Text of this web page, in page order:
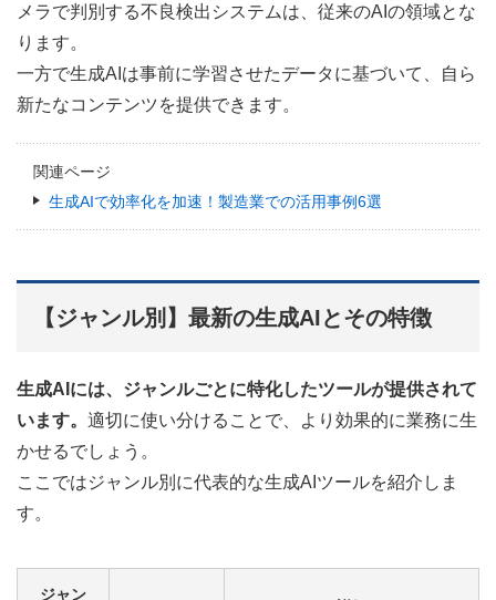
メラで判別する不良検出システムは、従来のAIの領域とな
ります。
一方で生成AIは事前に学習させたデータに基づいて、自ら
新たなコンテンツを提供できます。
関連ページ
生成AIで効率化を加速！製造業での活用事例6選
【ジャンル別】最新の生成AIとその特徴
生成AIには、ジャンルごとに特化したツールが提供されて
います。 適切に使い分けることで、より効果的に業務に生
かせるでしょう。
ここではジャンル別に代表的な生成AIツールを紹介しま
す。
ジャン